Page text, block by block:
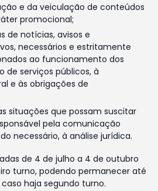
e da veiculação de conteúdos
promocional;
de notícias, avisos e
necessários e estritamente
ao funcionamento dos
de serviços públicos, à
e às obrigações de
situações que possam suscitar
pela comunicação
necessário, à análise jurídica.
de 4 de julho a 4 de outubro
turno, podendo permanecer até
haja segundo turno.